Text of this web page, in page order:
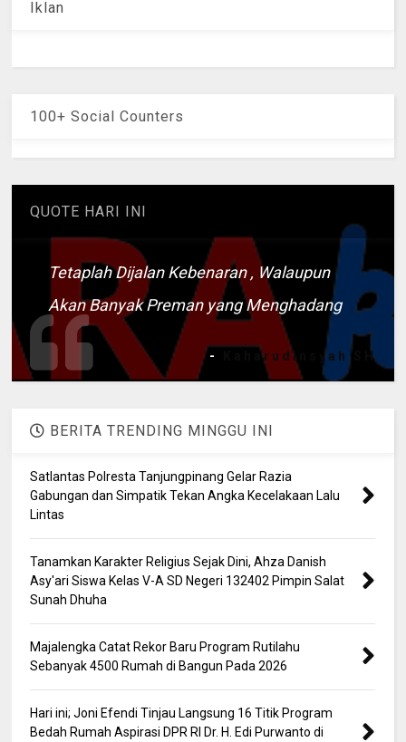
Iklan
100+ Social Counters
QUOTE HARI INI
Tetaplah Dijalan Kebenaran , Walaupun
Akan Banyak Preman yang Menghadang
- Kaharudinsyah SH
BERITA TRENDING MINGGU INI
Satlantas Polresta Tanjungpinang Gelar Razia
Gabungan dan Simpatik Tekan Angka Kecelakaan Lalu
Lintas
Tanamkan Karakter Religius Sejak Dini, Ahza Danish
Asy'ari Siswa Kelas V-A SD Negeri 132402 Pimpin Salat
Sunah Dhuha
Majalengka Catat Rekor Baru Program Rutilahu
Sebanyak 4500 Rumah di Bangun Pada 2026
Hari ini; Joni Efendi Tinjau Langsung 16 Titik Program
Bedah Rumah Aspirasi DPR RI Dr. H. Edi Purwanto di